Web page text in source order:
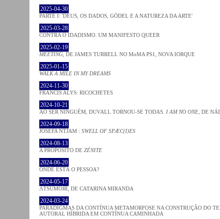
2025-04-30
PARTE I: 'DEUS, OS DADOS, GÖDEL E A NATUREZA DA ARTE'
2025-03-28
CONTRA O IDADISMO. UM MANIFESTO QUEER
2025-02-19
MEETING , DE JAMES TURRELL NO MoMA PS1, NOVA IORQUE
2025-01-15
WALK A MILE IN MY DREAMS
2024-11-30
FRANCIS ALYS: RICOCHETES
2024-10-21
AO SER NINGUÉM, DUVALL TORNOU-SE TODAS. I AM NO ONE , DE
2024-09-18
JOSÈFA NTJAM : SWELL OF SPÆC(I)ES
2024-08-13
A PROPÓSITO DE ZÉNITE
2024-06-20
ONDE ESTÁ O PESSOA?
2024-05-17
ΛƬSUMOЯI, DE CATARINA MIRANDA
2024-03-24
PARADIGMAS DA CONTÍNUA METAMORFOSE NA CONSTRUÇÃO DO
AUTORAL HÍBRIDA EM CONTÍNUA CAMINHADA